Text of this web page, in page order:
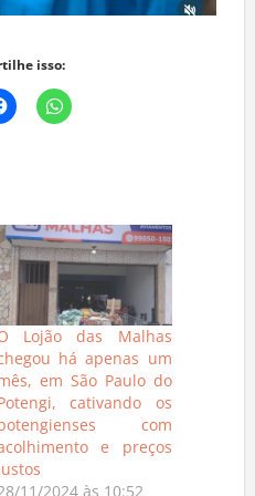
isso:
Lojão das Malhas
há apenas um
em São Paulo do
cativando os
com
e preços